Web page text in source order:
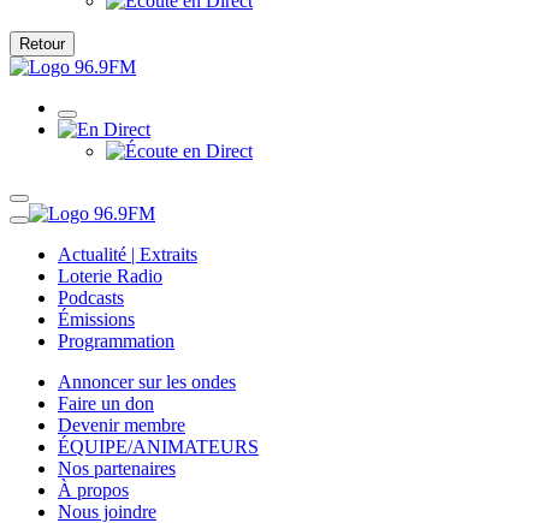
Retour
Actualité | Extraits
Loterie Radio
Podcasts
Émissions
Programmation
Annoncer sur les ondes
Faire un don
Devenir membre
ÉQUIPE/ANIMATEURS
Nos partenaires
À propos
Nous joindre